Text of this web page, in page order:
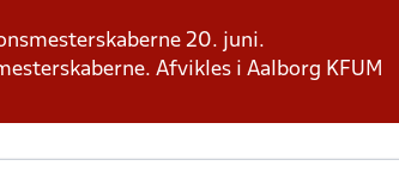
20. juni.
Afvikles i Aalborg KFUM